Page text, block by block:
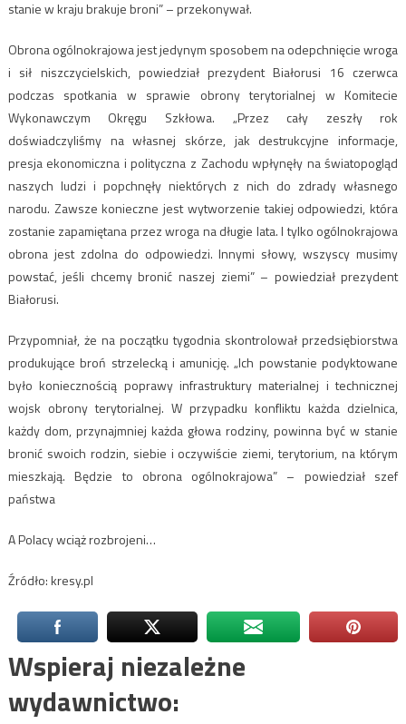
stanie w kraju brakuje broni” – przekonywał.
Obrona ogólnokrajowa jest jedynym sposobem na odepchnięcie wroga
i sił niszczycielskich, powiedział prezydent Białorusi 16 czerwca
podczas spotkania w sprawie obrony terytorialnej w Komitecie
Wykonawczym Okręgu Szkłowa. „Przez cały zeszły rok
doświadczyliśmy na własnej skórze, jak destrukcyjne informacje,
presja ekonomiczna i polityczna z Zachodu wpłynęły na światopogląd
naszych ludzi i popchnęły niektórych z nich do zdrady własnego
narodu. Zawsze konieczne jest wytworzenie takiej odpowiedzi, która
zostanie zapamiętana przez wroga na długie lata. I tylko ogólnokrajowa
obrona jest zdolna do odpowiedzi. Innymi słowy, wszyscy musimy
powstać, jeśli chcemy bronić naszej ziemi” – powiedział prezydent
Białorusi.
Przypomniał, że na początku tygodnia skontrolował przedsiębiorstwa
produkujące broń strzelecką i amunicję. „Ich powstanie podyktowane
było koniecznością poprawy infrastruktury materialnej i technicznej
wojsk obrony terytorialnej. W przypadku konfliktu każda dzielnica,
każdy dom, przynajmniej każda głowa rodziny, powinna być w stanie
bronić swoich rodzin, siebie i oczywiście ziemi, terytorium, na którym
mieszkają. Będzie to obrona ogólnokrajowa” – powiedział szef
państwa
A Polacy wciąż rozbrojeni…
Źródło: kresy.pl
Wspieraj niezależne
wydawnictwo: